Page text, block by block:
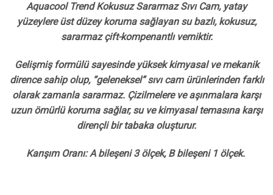
Aquacool Trend Kokusuz Sararmaz Sıvı Cam, yatay
yüzeylere üst düzey koruma sağlayan su bazlı, kokusuz,
sararmaz çift-kompenantlı verniktir.
Gelişmiş formülü sayesinde yüksek kimyasal ve mekanik
dirence sahip olup, “geleneksel” sıvı cam ürünlerinden farklı
olarak zamanla sararmaz. Çizilmelere ve aşınmalara karşı
uzun ömürlü koruma sağlar, su ve kimyasal temasına karşı
dirençli bir tabaka oluşturur.
Karışım Oranı: A bileşeni 3 ölçek, B bileşeni 1 ölçek.